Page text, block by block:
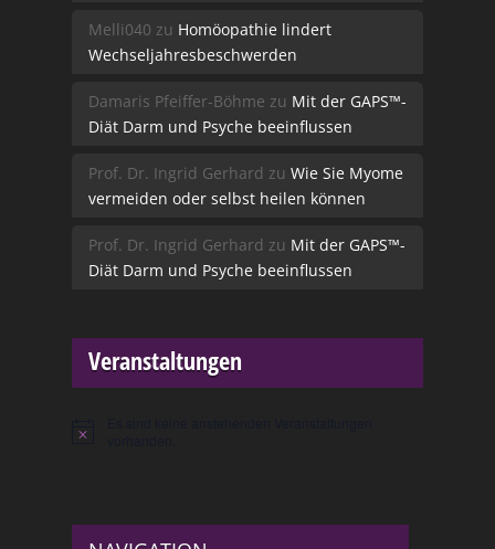
Melli040 zu Homöopathie lindert
Wechseljahresbeschwerden
Damaris Pfeiffer-Böhme zu Mit der GAPS™-
Diät Darm und Psyche beeinflussen
Prof. Dr. Ingrid Gerhard zu Wie Sie Myome
vermeiden oder selbst heilen können
Prof. Dr. Ingrid Gerhard zu Mit der GAPS™-
Diät Darm und Psyche beeinflussen
Veranstaltungen
Hinweis